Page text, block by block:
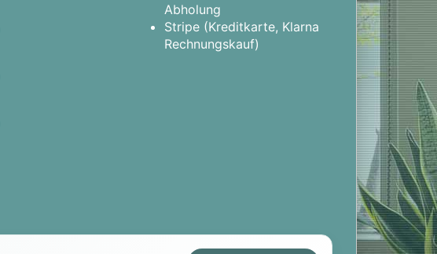
Abholung
Stripe (Kreditkarte, Klarna
Rechnungskauf)